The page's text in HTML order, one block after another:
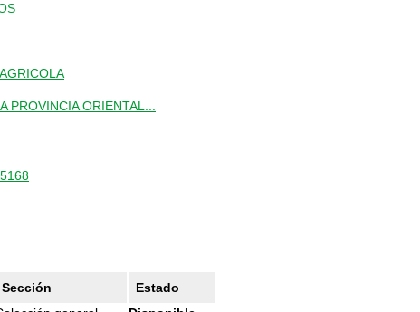
PROVINCIA ORIENTAL...
Sección
Estado